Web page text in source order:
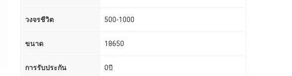
วงจรชีวิต 500-1000
ขนาด 18650
การรับประกัน 0ปี